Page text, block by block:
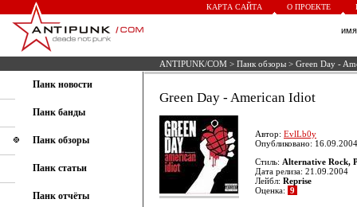
КАРТА САЙТА О ПРОЕКТЕ
ANTIPUNK/COM > Панк обзоры > Green Day -
Панк новости
Панк банды
Панк обзоры
Панк статьи
Панк отчёты
Green Day - American Idiot
Автор: EvlLb0y
Опубликовано:
Стиль: Alternative Rock,
Дата релиза: 21.09.2004
Лейбл: Reprise
Оценка: 9